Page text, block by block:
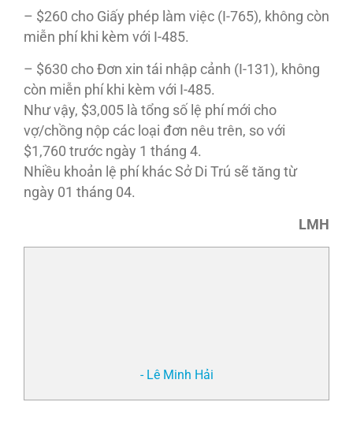
– $260 cho Giấy phép làm việc (I-765), không còn
miễn phí khi kèm với I-485.
– $630 cho Đơn xin tái nhập cảnh (I-131), không
còn miễn phí khi kèm với I-485.
Như vậy, $3,005 là tổng số lệ phí mới cho
vợ/chồng nộp các loại đơn nêu trên, so với
$1,760 trước ngày 1 tháng 4.
Nhiều khoản lệ phí khác Sở Di Trú sẽ tăng từ
ngày 01 tháng 04.
LMH
- Lê Minh Hải